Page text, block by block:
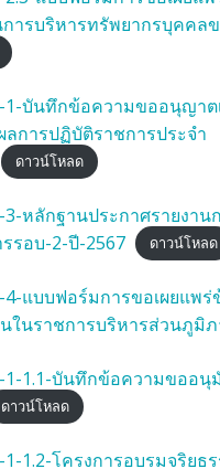
การบริหารทรัพยากรบุคคล
1-บันทึกข้อความขออนุญาต
ลการปฏิบัติราชการประจำ
ดาวน์โหลด
หลักฐานประกาศรายงาน
รอบ-2-ปี-2567
ดาวน์โหลด
แบบฟอร์มการขอเผยแพร่
ในราชการบริหารส่วนภูมิ
1-1.1-บันทึกข้อความขออนุ
ดาวน์โหลด
1.2-โครงการอบรมจริยธ